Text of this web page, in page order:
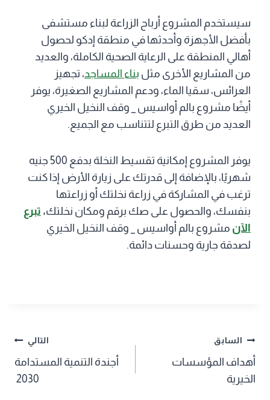
سيستخدم المشروع أرباح الزراعة لبناء مستشفى
بأفضل الأجهزة وأحدثها في منطقة إدكو لحصول
أهالي المنطقة على الرعاية الصحية الكاملة، والعديد
من المشاريع الأخرى مثل بناء المساجد، تجهيز
العرائس، سقيا الماء، ودعم المشاريع الصغيرة، يوفر
أيضًا مشروع بالم أواسيس _ وقف النخيل الخيري
العديد من طرق التبرع لتتناسب مع الجميع.
يوفر المشروع إمكانية تقسيط النخلة بدفع 500 جنيه
شهريًا، بالإضافة إلى قدرتك على زيارة الأرض إذا كنت
ترغب في المشاركة في زراعة نخلتك أو زراعتها
بنفسك، والحصول على صك برقم ومكان نخلتك، تبرع
الآن مشروع بالم أواسيس _ وقف النخيل الخيري
لصدقة جارية وحسنات دائمة.
تصفّح
المقالات
السابق
أهداف المؤسسات
الخيرية
التالي
أجندة التنمية المستدامة
2030